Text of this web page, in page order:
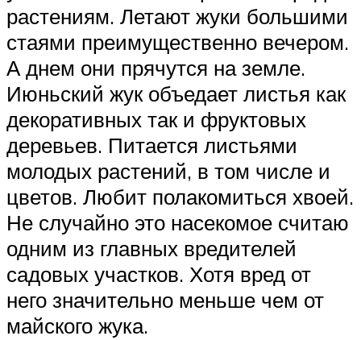
растениям. Летают жуки большими
стаями преимущественно вечером.
А днем они прячутся на земле.
Июньский жук объедает листья как
декоративных так и фруктовых
деревьев. Питается листьями
молодых растений, в том числе и
цветов. Любит полакомиться хвоей.
Не случайно это насекомое считаю
одним из главных вредителей
садовых участков. Хотя вред от
него значительно меньше чем от
майского жука.